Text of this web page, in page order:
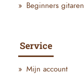
Beginners gitaren
Service
Mijn account